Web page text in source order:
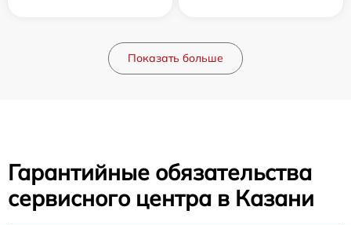
Показать больше
Гарантийные обязательства
сервисного центра в Казани